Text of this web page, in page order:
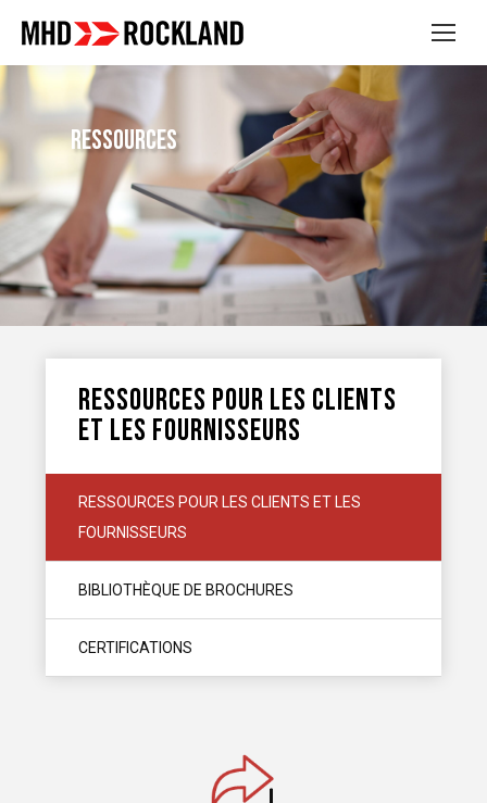
Ressources
RESSOURCES POUR LES CLIENTS
ET LES FOURNISSEURS
RESSOURCES POUR LES CLIENTS ET LES
FOURNISSEURS
BIBLIOTHÈQUE DE BROCHURES
CERTIFICATIONS